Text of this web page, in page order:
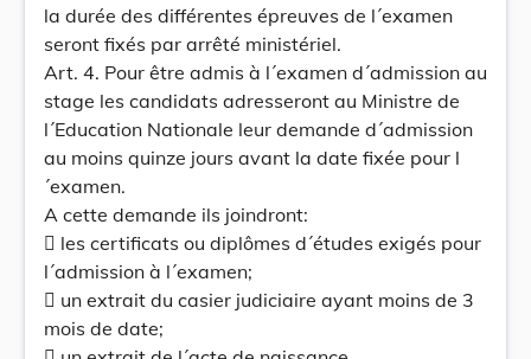
la durée des différentes épreuves de l´examen
seront fixés par arrêté ministériel.
Art. 4. Pour être admis à l´examen d´admission au
stage les candidats adresseront au Ministre de
l´Education Nationale leur demande d´admission
au moins quinze jours avant la date fixée pour l
´examen.
A cette demande ils joindront:
 les certificats ou diplômes d´études exigés pour
l´admission à l´examen;
 un extrait du casier judiciaire ayant moins de 3
mois de date;